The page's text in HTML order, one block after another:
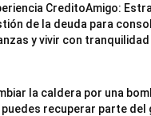
CreditoAmigo:
de la deuda para
y vivir con tranquilidad
la caldera por una
puedes recuperar parte del